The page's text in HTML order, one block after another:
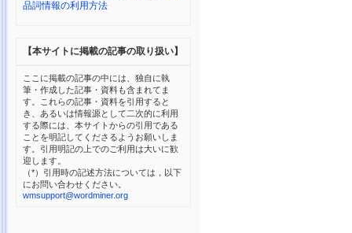
品詞情報の利用方法
【本サイトに掲載の記事の取り扱い】
ここに掲載の記事の中には、独自に執
筆・作成した記事・資料も含まれてま
す。これらの記事・資料を引用すると
き、あるいは情報源として二次的に利用
する際には、本サイトからの引用である
ことを明記してくださるようお願いしま
す。引用明記の上でのご利用は大いに歓
迎します。
（*）引用時の記述方法については，以下
にお問い合わせください。
wmsupport@wordminer.org